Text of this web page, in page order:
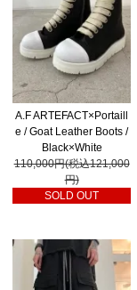
A.F ARTEFACT×Portaill
e / Goat Leather Boots /
Black×White
110,000円(税込121,000
円)
SOLD OUT